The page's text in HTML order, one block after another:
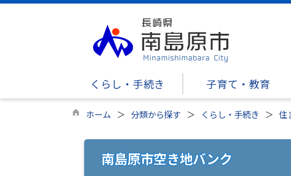
くらし・手続き 子育て・教育
ホーム 分類から探す くらし・手続き 住
南島原市空き地バンク